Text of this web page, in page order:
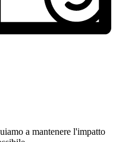
a mantenere l'impatto